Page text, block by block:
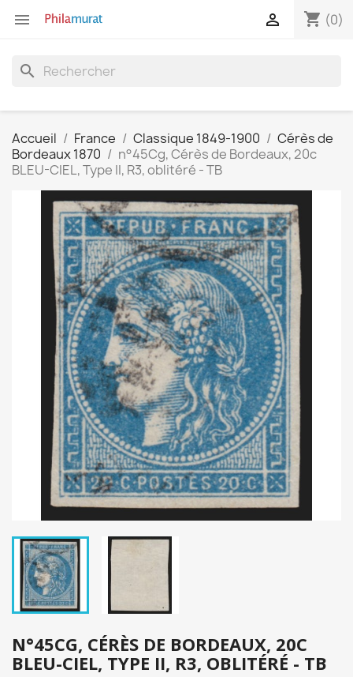
 shopping_cart (0)

search
Accueil France Classique 1849-1900
Cérès de
Bordeaux 1870
n°45Cg, Cérès de Bordeaux, 20c
BLEU-CIEL, Type II, R3, oblitéré - TB
N°45CG, CÉRÈS DE BORDEAUX, 20C
BLEU-CIEL, TYPE II, R3, OBLITÉRÉ - TB